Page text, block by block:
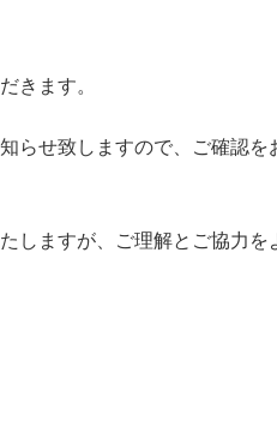
きます。
らせ致しますので、ご確認を
しますが、ご理解とご協力を